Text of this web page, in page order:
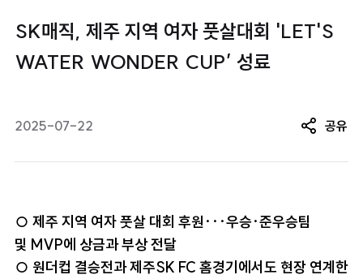
SK매직, 제주 지역 여자 풋살대회 'LET'S
WATER WONDER CUP’ 성료
2025-07-22 공유
○ 제주 지역 여자 풋살 대회 후원···우승·준우승팀
및 MVP에 상금과 부상 전달
○ 원더컵 결승전과 제주SK FC 홈경기에서도 현장 연계한